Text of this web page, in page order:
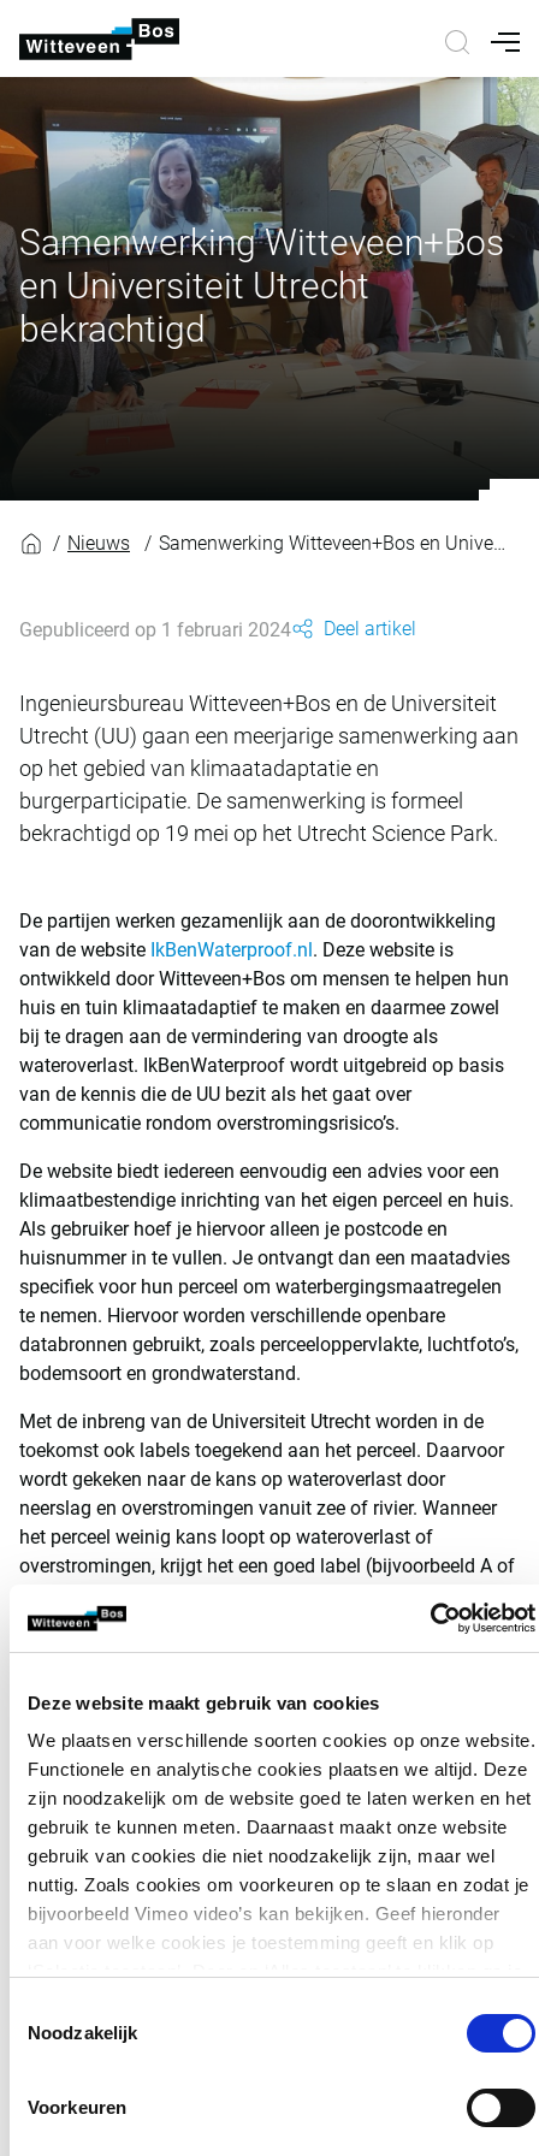
Deze website maakt gebruik van cookies
We plaatsen verschillende soorten cookies op onze website.
Functionele en analytische cookies plaatsen we altijd. Deze
zijn noodzakelijk om de website goed te laten werken en het
gebruik te kunnen meten. Daarnaast maakt onze website
gebruik van cookies die niet noodzakelijk zijn, maar wel
nuttig. Zoals cookies om voorkeuren op te slaan en zodat je
bijvoorbeeld Vimeo video’s kan bekijken. Geef hieronder
aan voor welke cookies je toestemming geeft en klik op
cookies.
Noodzakelijk
Voorkeuren
Samenwerking Witteveen+Bos
en Universiteit Utrecht
bekrachtigd
Nieuws Samenwerking Witteveen+Bos en Universiteit Utrecht bekrachtigd
Gepubliceerd op 1 februari 2024 Deel artikel
Ingenieursbureau Witteveen+Bos en de Universiteit
Utrecht (UU) gaan een meerjarige samenwerking aan
op het gebied van klimaatadaptatie en
burgerparticipatie. De samenwerking is formeel
bekrachtigd op 19 mei op het Utrecht Science Park.
De partijen werken gezamenlijk aan de doorontwikkeling
van de website IkBenWaterproof.nl. Deze website is
ontwikkeld door Witteveen+Bos om mensen te helpen hun
huis en tuin klimaatadaptief te maken en daarmee zowel
bij te dragen aan de vermindering van droogte als
wateroverlast. IkBenWaterproof wordt uitgebreid op basis
van de kennis die de UU bezit als het gaat over
communicatie rondom overstromingsrisico’s.
De website biedt iedereen eenvoudig een advies voor een
klimaatbestendige inrichting van het eigen perceel en huis.
Als gebruiker hoef je hiervoor alleen je postcode en
huisnummer in te vullen. Je ontvangt dan een maatadvies
specifiek voor hun perceel om waterbergingsmaatregelen
te nemen. Hiervoor worden verschillende openbare
databronnen gebruikt, zoals perceeloppervlakte, luchtfoto’s,
bodemsoort en grondwaterstand.
Met de inbreng van de Universiteit Utrecht worden in de
toekomst ook labels toegekend aan het perceel. Daarvoor
wordt gekeken naar de kans op wateroverlast door
neerslag en overstromingen vanuit zee of rivier. Wanneer
het perceel weinig kans loopt op wateroverlast of
overstromingen, krijgt het een goed label (bijvoorbeeld A of
juist groot is, volgt een lager label (bijvoorbeeld E of F).
Hiermee krijgen bewoners in één oogopslag inzicht in de
overstromingen. De website biedt ook maatregelen ter
voorkoming van wateroverlast en tegen overstromingen.
Zo kan iedereen eenvoudig bijdragen aan een
klimaatbestendige inrichting. De uitbreidingen van de
website worden in de zomer doorgevoerd.
Met de samenwerking wordt IkBenWaterproof uitgebreid en
voorzien van de wetenschappelijke inzichten van de UU
rondom risicocommunicatie. Andersom vindt het
onderzoek van de UU hiermee een laagdrempelige
dragen aan het eerste ‘Deltawerk’ dat mét de burgers
zegt Herman Mondeel, PMC-leider Watermanagement en